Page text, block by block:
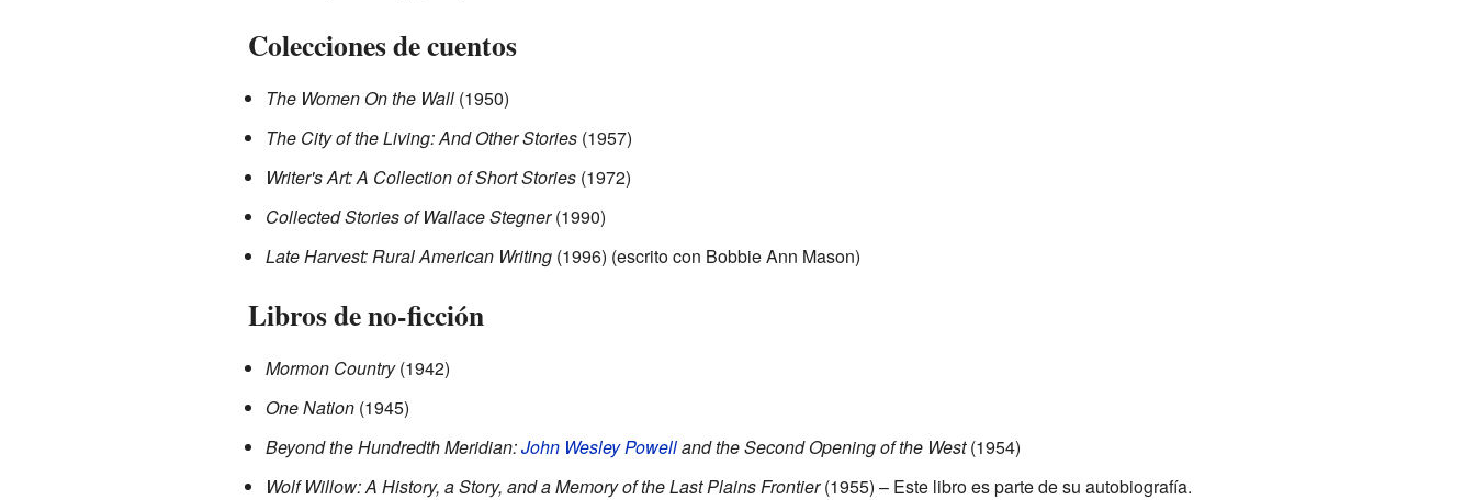
Colecciones de cuentos
The Women On the Wall(1950)
The City of the Living: And Other Stories(1957)
Writer's Art: A Collection of Short Stories(1972)
Collected Stories of Wallace Stegner(1990)
Late Harvest: Rural American Writing(1996) (escrito con Bobbie Ann Mason)
Libros de no-ficción
Mormon Country(1942)
One Nation(1945)
Beyond the Hundredth Meridian:John Wesley Powelland the Second Opening of the West(1954)
Wolf Willow: A History, a Story, and a Memory of the Last Plains Frontier(1955) – Este libro es parte de su autobiografía.